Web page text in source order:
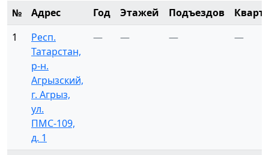
№ Адрес Год Этажей Подъездов
1
Респ.
Татарстан,
р-н.
Агрызский,
г. Агрыз,
ул.
ПМС-109,
д. 1
— — — —